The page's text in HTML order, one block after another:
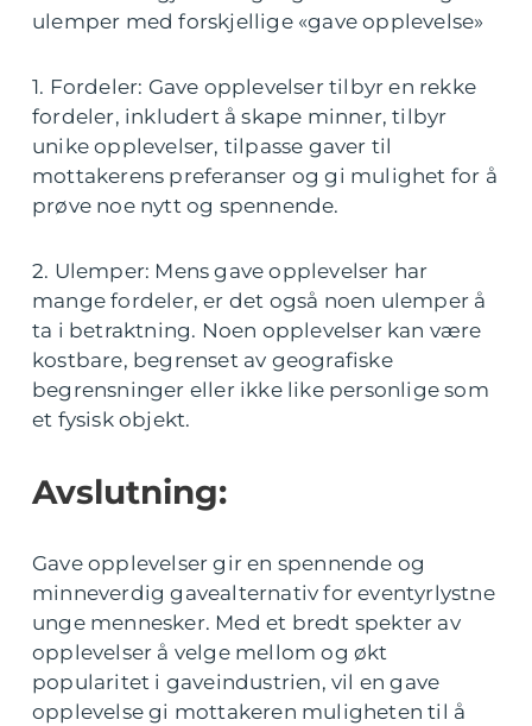
ulemper med forskjellige «gave opplevelse»
1. Fordeler: Gave opplevelser tilbyr en rekke
fordeler, inkludert å skape minner, tilbyr
unike opplevelser, tilpasse gaver til
mottakerens preferanser og gi mulighet for å
prøve noe nytt og spennende.
2. Ulemper: Mens gave opplevelser har
mange fordeler, er det også noen ulemper å
ta i betraktning. Noen opplevelser kan være
kostbare, begrenset av geografiske
begrensninger eller ikke like personlige som
et fysisk objekt.
Avslutning:
Gave opplevelser gir en spennende og
minneverdig gavealternativ for eventyrlystne
unge mennesker. Med et bredt spekter av
opplevelser å velge mellom og økt
popularitet i gaveindustrien, vil en gave
opplevelse gi mottakeren muligheten til å